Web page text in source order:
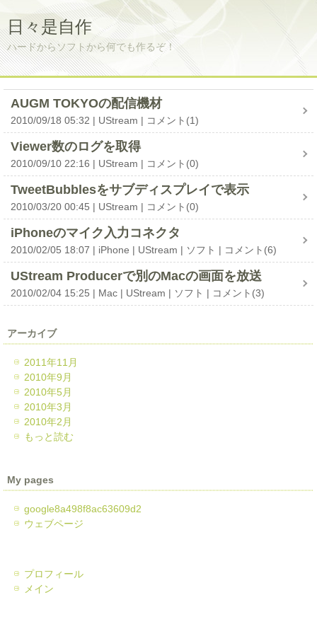
日々是自作
ハードからソフトから何でも作るぞ！
AUGM TOKYOの配信機材
2010/09/18 05:32 UStream コメント(1)
Viewer数のログを取得
2010/09/10 22:16 UStream コメント(0)
TweetBubblesをサブディスプレイで表示
2010/03/20 00:45 UStream コメント(0)
iPhoneのマイク入力コネクタ
2010/02/05 18:07 iPhone UStream ソフト コメント(6)
UStream Producerで別のMacの画面を放送
2010/02/04 15:25 Mac UStream ソフト コメント(3)
アーカイブ
2011年11月
2010年9月
2010年5月
2010年3月
2010年2月
もっと読む
My pages
google8a498f8ac63609d2
ウェブページ
プロフィール
メイン